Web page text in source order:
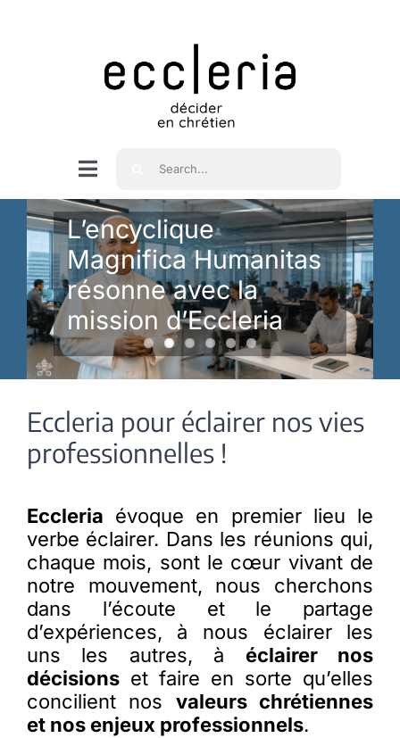
Navigation
à
bascule
Accueil
Qui sommes nous ?
Intéressés
Membres
L’actu
Nous soutenir
La revue Responsables
Rechercher
L’encyclique
Magnifica Humanitas
résonne avec la
mission d’Eccleria
Eccleria pour éclairer nos vies
professionnelles !
Eccleria évoque en premier lieu le
verbe éclairer. Dans les réunions qui,
chaque mois, sont le cœur vivant de
notre mouvement, nous cherchons
dans l’écoute et le partage
d’expériences, à nous éclairer les
uns les autres, à éclairer nos
décisionset faire en sorte qu’elles
concilient nos valeurs chrétiennes
et nos enjeux professionnels.